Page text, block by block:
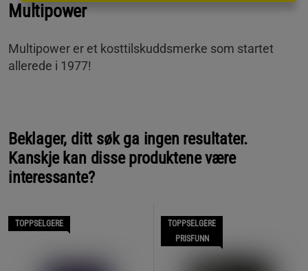
Multipower
Multipower er et kosttilskuddsmerke som startet
allerede i 1977!
Beklager, ditt søk ga ingen resultater.
Kanskje kan disse produktene være
interessante?
TOPPSELGERE
TOPPSELGERE
PRISFUNN